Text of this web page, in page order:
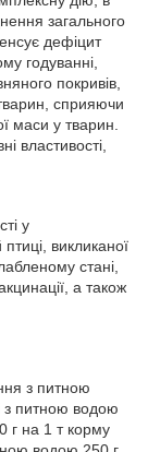
загального
дефіцит
годуванні,
покривів,
сприяючи
маси у тварин.
властивості,
у
викликаної
стані,
а також
з питною
з питною водою
г на 1 т корму